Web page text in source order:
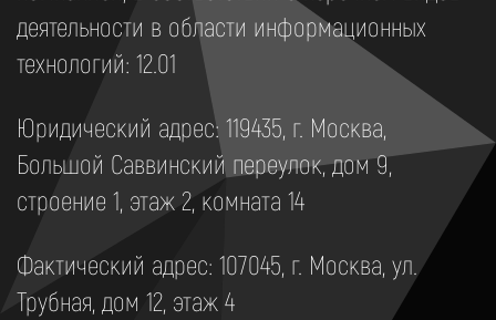
деятельности в области информационных
технологий: 12.01
Юридический адрес: 119435, г. Москва,
Большой Саввинский переулок, дом 9,
строение 1, этаж 2, комната 14
Фактический адрес: 107045, г. Москва, ул.
Трубная, дом 12, этаж 4